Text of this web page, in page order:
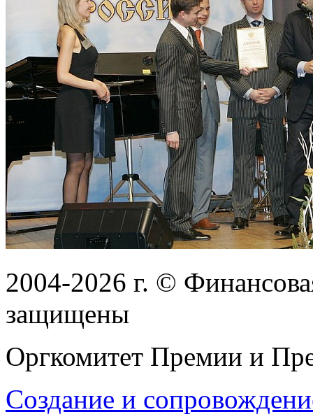
2004-2026 г. ©
защищены
Оргкомитет Премии и
Создание и